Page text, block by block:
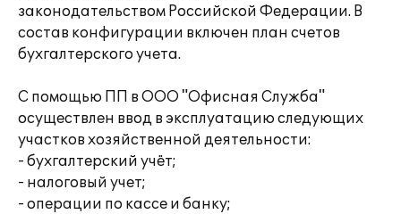
законодательством Российской Федерации. В
состав конфигурации включен план счетов
бухгалтерского учета.
С помощью ПП в ООО "Офисная Служба"
осуществлен ввод в эксплуатацию следующих
участков хозяйственной деятельности:
- бухгалтерский учёт;
- налоговый учет;
- операции по кассе и банку;